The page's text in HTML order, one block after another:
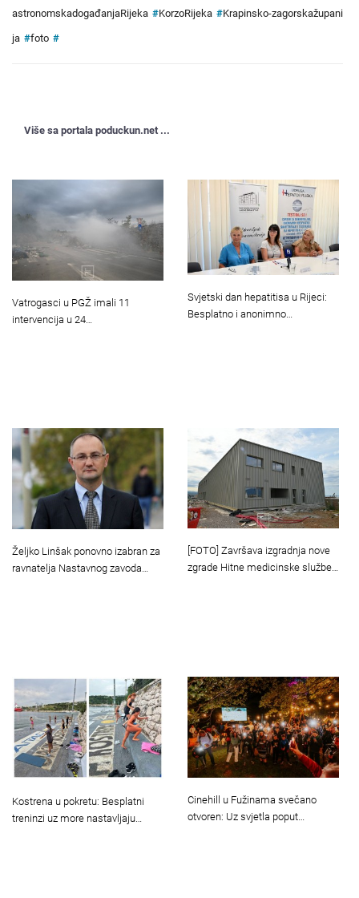
astronomskadogađanjaRijeka #KorzoRijeka #Krapinsko-zagorskažupani
ja #foto #
Više sa portala poduckun.net ...
Vatrogasci u PGŽ imali 11
intervencija u 24…
Svjetski dan hepatitisa u Rijeci:
Besplatno i anonimno…
Željko Linšak ponovno izabran za
ravnatelja Nastavnog zavoda…
[FOTO] Završava izgradnja nove
zgrade Hitne medicinske službe…
Kostrena u pokretu: Besplatni
treninzi uz more nastavljaju…
Cinehill u Fužinama svečano
otvoren: Uz svjetla poput…